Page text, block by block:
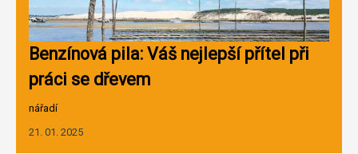
Benzínová pila: Váš nejlepší přítel při
práci se dřevem
nářadí
21. 01. 2025